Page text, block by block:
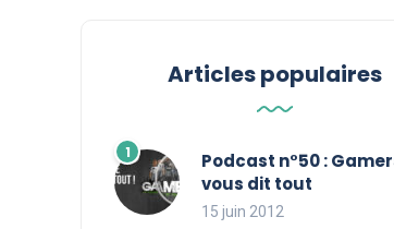
Articles populaires
Podcast n°50 :
vous dit tout
15 juin 2012